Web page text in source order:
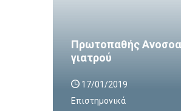
Πρωτοπαθής
γιατρού
17/01/2019
Επιστημονικά